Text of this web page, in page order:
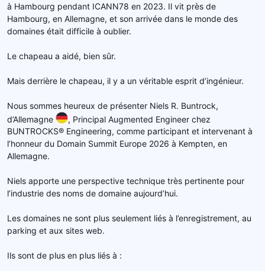
à Hambourg pendant ICANN78 en 2023. Il vit près de
Hambourg, en Allemagne, et son arrivée dans le monde des
domaines était difficile à oublier.
Le chapeau a aidé, bien sûr.
Mais derrière le chapeau, il y a un véritable esprit d’ingénieur.
Nous sommes heureux de présenter Niels R. Buntrock,
d’Allemagne
, Principal Augmented Engineer chez
BUNTROCKS® Engineering, comme participant et intervenant à
l’honneur du Domain Summit Europe 2026 à Kempten, en
Allemagne.
Niels apporte une perspective technique très pertinente pour
l’industrie des noms de domaine aujourd’hui.
Les domaines ne sont plus seulement liés à l’enregistrement, au
parking et aux sites web.
Ils sont de plus en plus liés à :